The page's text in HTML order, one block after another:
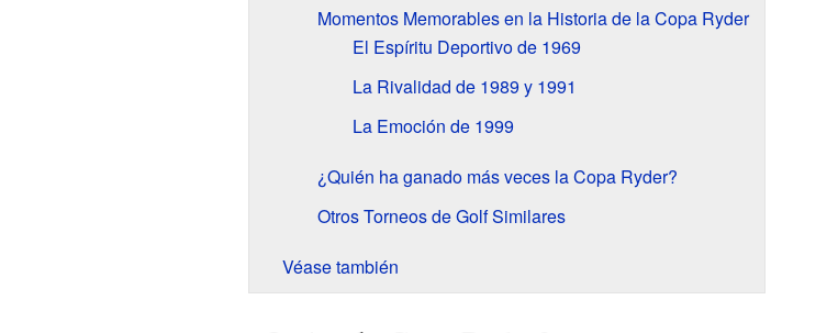
Momentos Memorables en la Historia de la Copa Ryder
El Espíritu Deportivo de 1969
La Rivalidad de 1989 y 1991
La Emoción de 1999
¿Quién ha ganado más veces la Copa Ryder?
Otros Torneos de Golf Similares
Véase también